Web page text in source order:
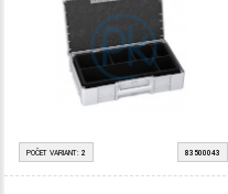
POČET VARIANT: 2 83500043